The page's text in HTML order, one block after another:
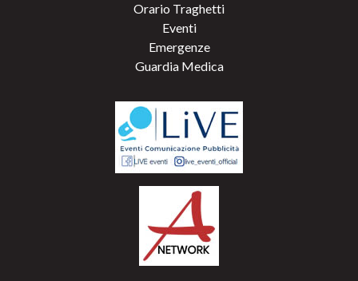
Orario Traghetti
Eventi
Emergenze
Guardia Medica